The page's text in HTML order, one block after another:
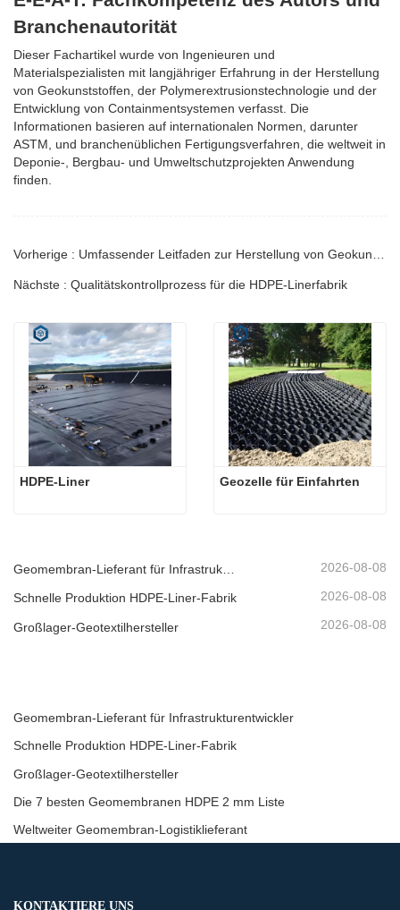
Branchenautorität
Dieser Fachartikel wurde von Ingenieuren und
Materialspezialisten mit langjähriger Erfahrung in der Herstellung
von Geokunststoffen, der Polymerextrusionstechnologie und der
Entwicklung von Containmentsystemen verfasst. Die
Informationen basieren auf internationalen Normen, darunter
ASTM, und branchenüblichen Fertigungsverfahren, die weltweit in
Deponie-, Bergbau- und Umweltschutzprojekten Anwendung
finden.
Nächste : Qualitätskontrollprozess für die HDPE-Linerfabrik
HDPE-Liner Geozelle für Einfahrten
2026-08-08
Schnelle Produktion HDPE-Liner-Fabrik 2026-08-08
Großlager-Geotextilhersteller 2026-08-08
Geomembran-Lieferant für Infrastrukturentwickler
Schnelle Produktion HDPE-Liner-Fabrik
Großlager-Geotextilhersteller
Die 7 besten Geomembranen HDPE 2 mm Liste
Weltweiter Geomembran-Logistiklieferant
KONTAKTIERE UNS